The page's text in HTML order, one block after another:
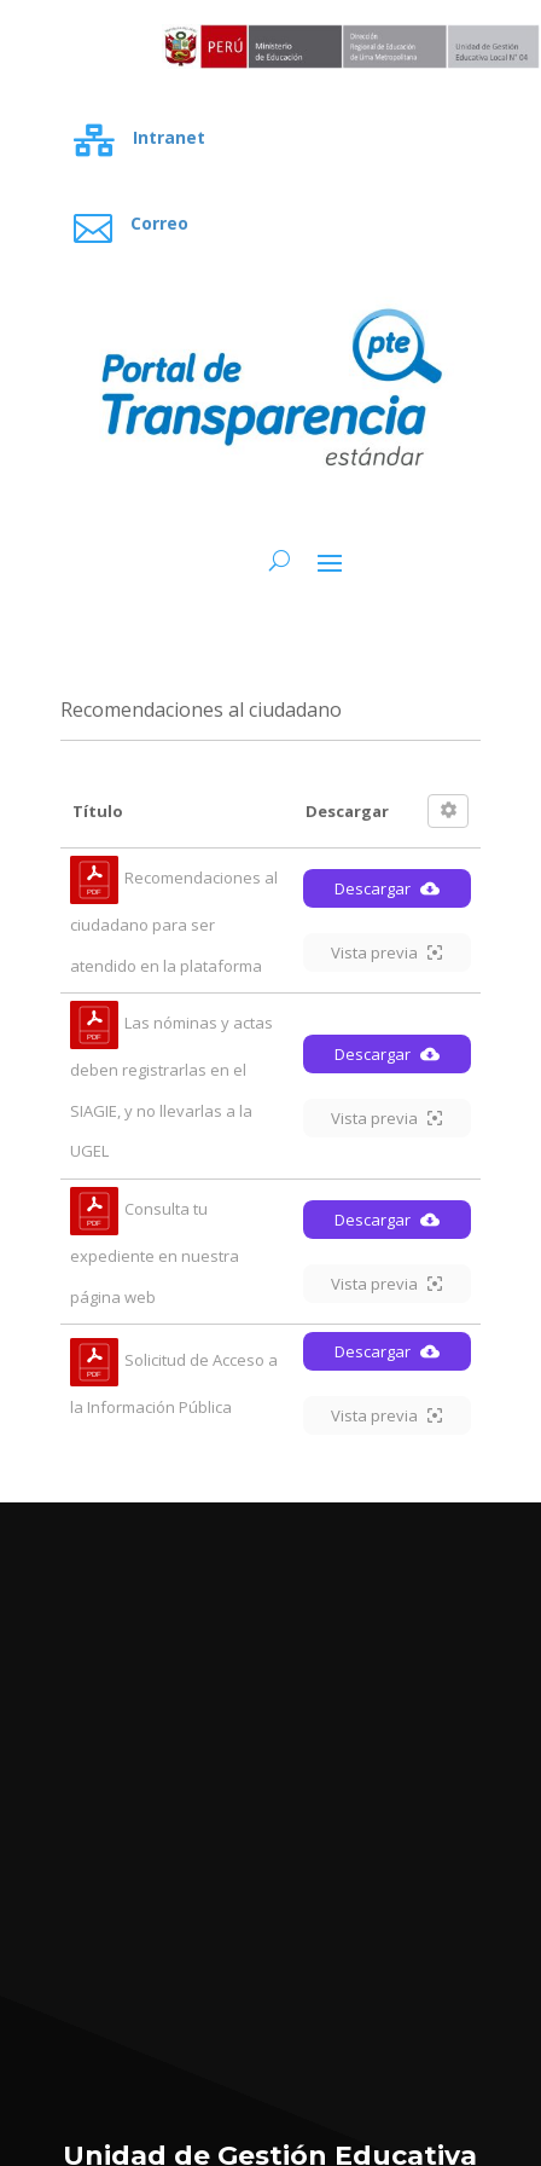
 Intranet
 Correo
Recomendaciones al ciudadano
Título Descargar
Recomendaciones al
ciudadano para ser
atendido en la plataforma
Descargar
Vista previa
Las nóminas y actas
deben registrarlas en el
SIAGIE, y no llevarlas a la
UGEL
Descargar
Vista previa
Consulta tu
expediente en nuestra
página web
Descargar
Vista previa
Solicitud de Acceso a
la Información Pública
Descargar
Vista previa
Unidad de Gestión Educativa